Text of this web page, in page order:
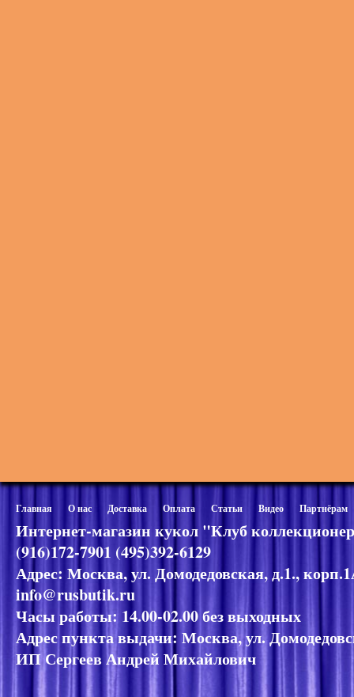
Главная О нас Доставка Оплата Статьи Видео Партнёрам
Интернет-магазин кукол "Клуб
(916)172-7901 (495)392-6129
Адрес: Москва, ул. Домодедовская, д.1.,
info@rusbutik.ru
Часы работы: 14.00-02.00 без выходных
Адрес пункта выдачи: Москва, ул.
ИП Сергеев Андрей Михайлович